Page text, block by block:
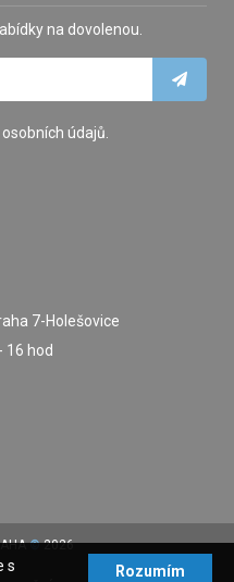
Rozumím
s
na dovolenou.
údajů.
7-Holešovice
16 hod
©2026